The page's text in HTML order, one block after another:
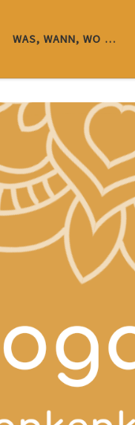
WAS, WANN, WO …